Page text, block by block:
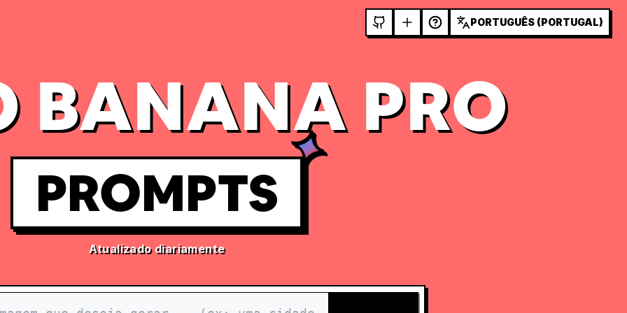
PORTUGUÊS (PORTUGAL)
BANANA PRO
PROMPTS
Atualizado diariamente